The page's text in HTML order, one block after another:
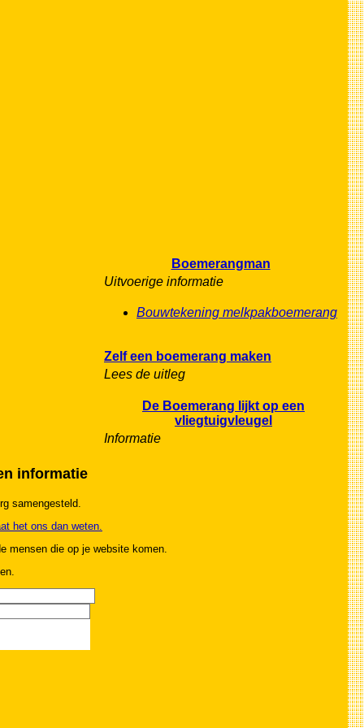
Boemerangman
Uitvoerige informatie
Bouwtekening melkpakboemerang
Zelf een boemerang maken
Lees de uitleg
De Boemerang lijkt op een
vliegtuigvleugel
Informatie
informatie
samengesteld.
het ons dan weten.
mensen die op je website komen.